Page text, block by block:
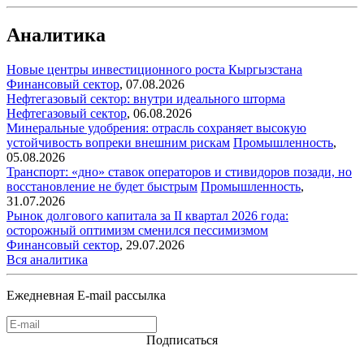
Аналитика
Новые центры инвестиционного роста Кыргызстана
Финансовый сектор, 07.08.2026
Нефтегазовый сектор: внутри идеального шторма
Нефтегазовый сектор, 06.08.2026
Минеральные удобрения: отрасль сохраняет высокую
устойчивость вопреки внешним рискам Промышленность,
05.08.2026
Транспорт: «дно» ставок операторов и стивидоров позади, но
восстановление не будет быстрым Промышленность,
31.07.2026
Рынок долгового капитала за II квартал 2026 года:
осторожный оптимизм сменился пессимизмом
Финансовый сектор, 29.07.2026
Вся аналитика
Ежедневная E-mail рассылка
Подписаться